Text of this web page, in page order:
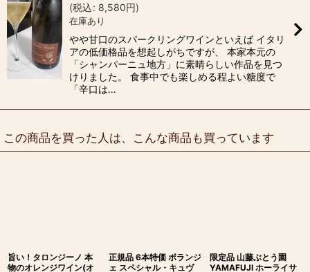
(税込: 8,580円)
在庫あり
やや甘口のスパークリングワインといえば イタリ
アの低価格品を想起しがちですが、 本家本元の
「シャンパーニュ地方」に素晴らしい作品を見つ
けりました。 食事中でも楽しめる程よい糖度で
「辛口は…
この商品を買った人は、こんな商品も買っています
旨い！タロンジーノ 本
物のオレンジワイン(オ
正規品 6本特価 ボランジ
ェ スペシャル・キュヴ
限定品 山藤ぶとう園
YAMAFUJI ホーライサ